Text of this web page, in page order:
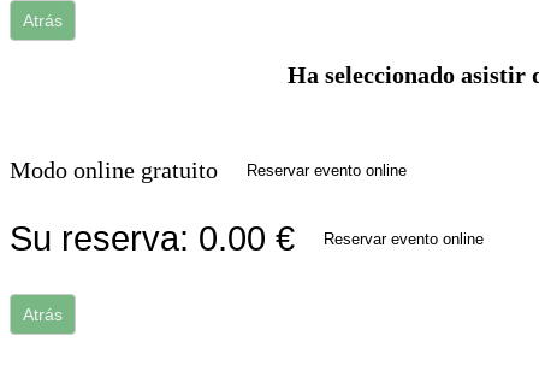
Atrás
Ha seleccionado asistir
Modo online gratuito Reservar evento online
Su reserva: 0.00 € Reservar evento online
Atrás